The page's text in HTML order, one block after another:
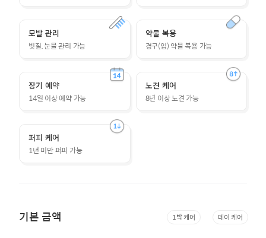
모발 관리
빗질, 눈물 관리 가능
약물 복용
경구(입) 약물 복용 가능
장기 예약
14일 이상 예약 가능
노견 케어
8년 이상 노견 가능
퍼피 케어
1년 미만 퍼피 가능
기본 금액 1박 케어 데이 케어